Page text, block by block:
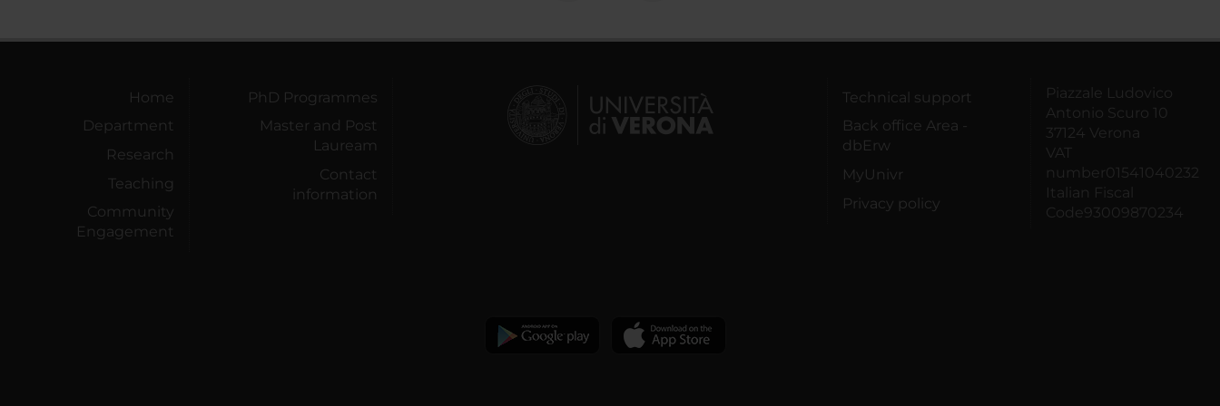
Home
Department
Research
Teaching
Community
Engagement
PhD Programmes
Master and Post
Lauream
Contact
information
Technical support
Back office Area -
dbErw
MyUnivr
Privacy policy
Piazzale Ludovico
Antonio Scuro 10
37124 Verona
VAT
number01541040232
Italian Fiscal
Code93009870234